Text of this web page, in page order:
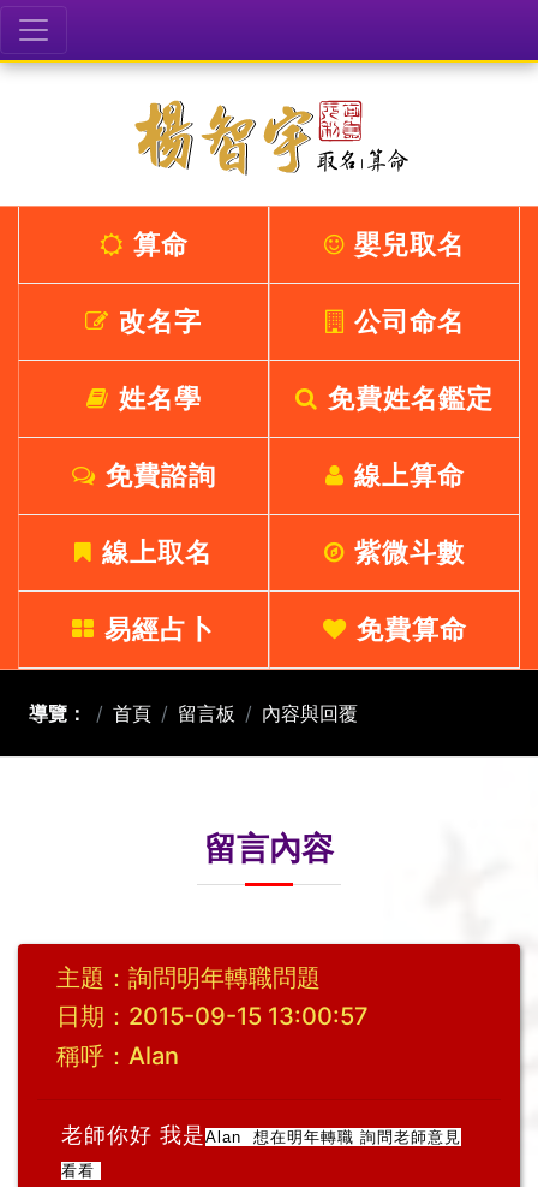
算命 嬰兒取名
改名字 公司命名
姓名學 免費姓名鑑定
免費諮詢 線上算命
線上取名 紫微斗數
易經占卜 免費算命
導覽： 首頁 留言板 內容與回覆
留言內容
主題：詢問明年轉職問題
日期：2015-09-15 13:00:57
稱呼：Alan
老師你好 我是Alan 想在明年轉職 詢問老師意見
看看